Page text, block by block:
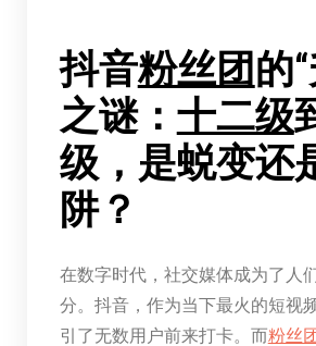
抖音粉丝团的
之谜： 十二级
级，是蜕变还
阱？
在数字时代，社交媒体成为了人
分。抖音，作为当下最火的短视
引了无数用户前来打卡。而粉丝团